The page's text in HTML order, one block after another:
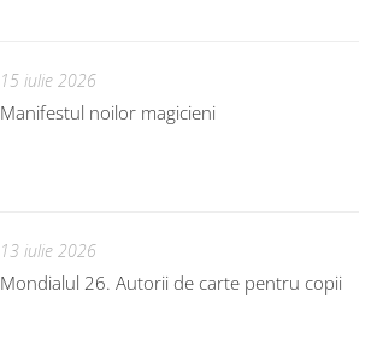
15 iulie 2026
Manifestul noilor magicieni
13 iulie 2026
Mondialul 26. Autorii de carte pentru copii